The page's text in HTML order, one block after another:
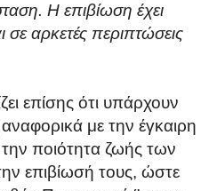
Η επιβίωση έχει
σε αρκετές περιπτώσεις
επίσης ότι υπάρχουν
με την έγκαιρη
ποιότητα ζωής των
επιβίωσή τους, ώστε